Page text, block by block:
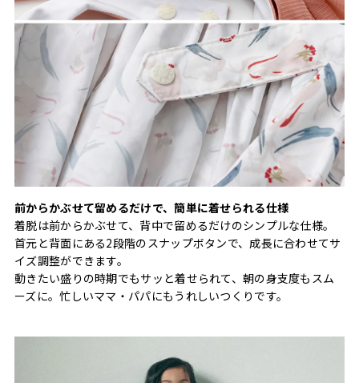
前からかぶせて留めるだけで、簡単に着せられる仕様
着脱は前からかぶせて、背中で留めるだけのシンプルな仕様。
首元と背面にある2段階のスナップボタンで、成長に合わせてサ
イズ調整ができます。
動きたい盛りの時期でもサッと着せられて、朝の身支度もスム
ーズに。忙しいママ・パパにもうれしいつくりです。